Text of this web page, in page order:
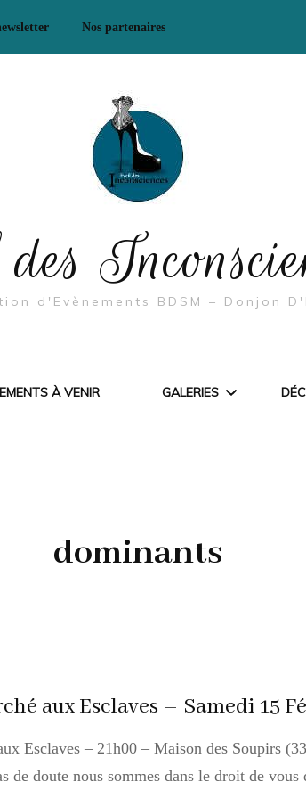
Nos partenaires
Mes Partenaires/ Boutiques
& Co
Mes Partenaires – Se
rencontrer, échanger
d'Evènements BDSM – Donjon
À VENIR GALERIES
« SHIBARI »
dominants
aux Esclaves – Samedi 15
Esclaves – 21h00 – Maison des Soupirs
de doute nous sommes dans le droit de